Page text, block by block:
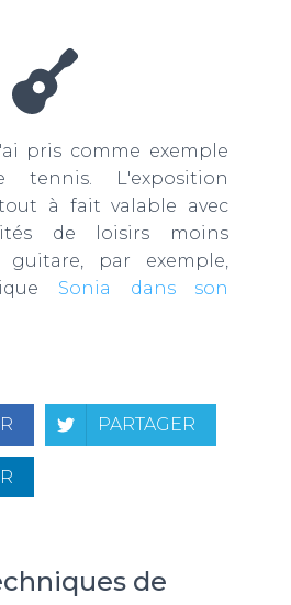
pris comme exemple
L'exposition
à fait valable avec
de loisirs moins
guitare, par exemple,
Sonia dans son
PARTAGER
de